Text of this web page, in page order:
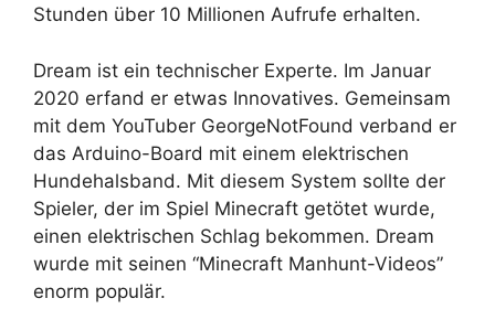
Stunden über 10 Millionen Aufrufe erhalten.
Dream ist ein technischer Experte. Im Januar
2020 erfand er etwas Innovatives. Gemeinsam
mit dem YouTuber GeorgeNotFound verband er
das Arduino-Board mit einem elektrischen
Hundehalsband. Mit diesem System sollte der
Spieler, der im Spiel Minecraft getötet wurde,
einen elektrischen Schlag bekommen. Dream
wurde mit seinen “Minecraft Manhunt-Videos”
enorm populär.